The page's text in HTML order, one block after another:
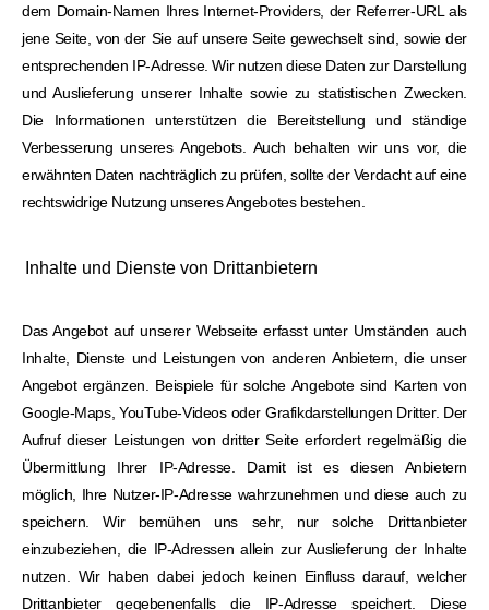
dem Domain-Namen Ihres Internet-Providers, der Referrer-URL als
jene Seite, von der Sie auf unsere Seite gewechselt sind, sowie der
entsprechenden IP-Adresse. Wir nutzen diese Daten zur Darstellung
und Auslieferung unserer Inhalte sowie zu statistischen Zwecken.
Die Informationen unterstützen die Bereitstellung und ständige
Verbesserung unseres Angebots. Auch behalten wir uns vor, die
erwähnten Daten nachträglich zu prüfen, sollte der Verdacht auf eine
rechtswidrige Nutzung unseres Angebotes bestehen.
Inhalte und Dienste von Drittanbietern
Das Angebot auf unserer Webseite erfasst unter Umständen auch
Inhalte, Dienste und Leistungen von anderen Anbietern, die unser
Angebot ergänzen. Beispiele für solche Angebote sind Karten von
Google-Maps, YouTube-Videos oder Grafikdarstellungen Dritter. Der
Aufruf dieser Leistungen von dritter Seite erfordert regelmäßig die
Übermittlung Ihrer IP-Adresse. Damit ist es diesen Anbietern
möglich, Ihre Nutzer-IP-Adresse wahrzunehmen und diese auch zu
speichern. Wir bemühen uns sehr, nur solche Drittanbieter
einzubeziehen, die IP-Adressen allein zur Auslieferung der Inhalte
nutzen. Wir haben dabei jedoch keinen Einfluss darauf, welcher
Drittanbieter gegebenenfalls die IP-Adresse speichert. Diese